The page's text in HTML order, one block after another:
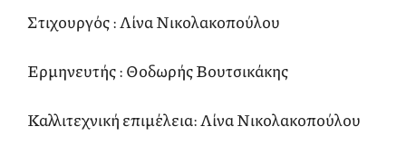
Στιχουργός : Λίνα Νικολακοπούλου
Ερμηνευτής : Θοδωρής Βουτσικάκης
Καλλιτεχνική επιμέλεια: Λίνα Νικολακοπούλου